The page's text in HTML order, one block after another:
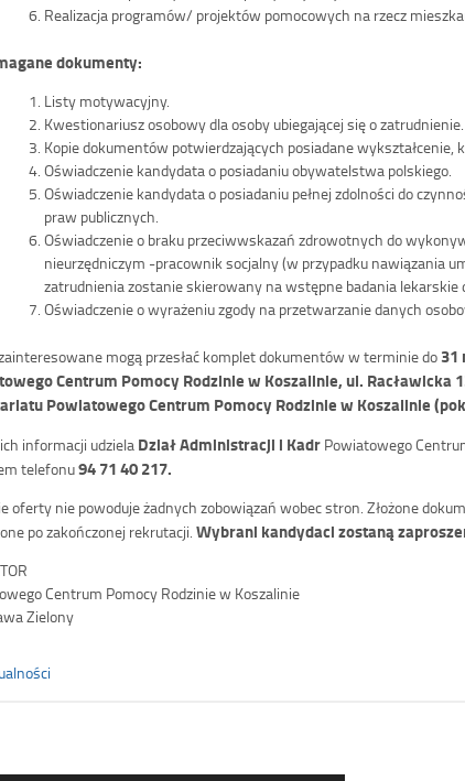
Realizacja programów/ projektów pomocowych na rzecz
dokumenty:
Listy motywacyjny.
Kwestionariusz osobowy dla osoby ubiegającej się o zatrudnienie.
Kopie dokumentów potwierdzających posiadane wykształcenie,
Oświadczenie kandydata o posiadaniu obywatelstwa polskiego.
Oświadczenie kandydata o posiadaniu pełnej zdolności do
praw publicznych.
Oświadczenie o braku przeciwwskazań zdrowotnych do
nieurzędniczym -pracownik socjalny (w przypadku nawiązania
zatrudnienia zostanie skierowany na wstępne badania lekarskie
Oświadczenie o wyrażeniu zgody na przetwarzanie danych
mogą przesłać komplet dokumentów w terminie do 31
Centrum Pomocy Rodzinie w Koszalinie, ul. Racławicka
Powiatowego Centrum Pomocy Rodzinie w Koszalinie
informacji udziela Dział Administracji i Kadr Powiatowego
telefonu94 71 40 217.
oferty nie powoduje żadnych zobowiązań wobec stron. Złożone
po zakończonej rekrutacji. Wybrani kandydaci zostaną
Centrum Pomocy Rodzinie w Koszalinie
Zielony